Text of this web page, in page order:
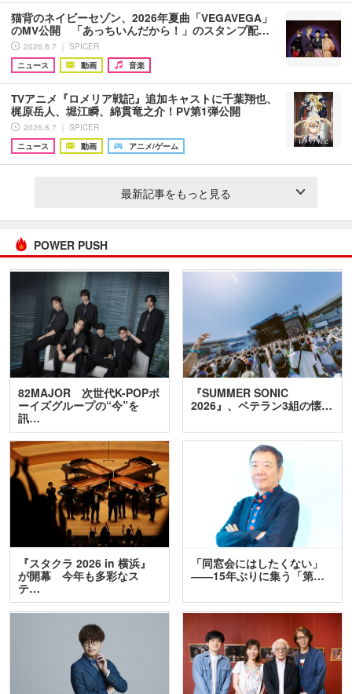
猫背のネイビーセゾン、2026年夏曲「VEGAVEGA」
のMV公開 「あっちいんだから！」のスタンプ配…
2026.8.7 ｜ SPICER
ニュース
動画 音楽
TVアニメ『ロメリア戦記』追加キャストに千葉翔也、
梶原岳人、堀江瞬、綿貫竜之介！PV第1弾公開
2026.8.7 ｜ SPICER
ニュース
動画 アニメ/ゲーム
最新記事をもっと見る
POWER PUSH
82MAJOR 次世代K-POPボ
ーイズグループの“今”を
訊…
『SUMMER SONIC
2026』、ベテラン3組の懐…
『スタクラ 2026 in 横浜』
が開幕 今年も多彩なス
テ…
「同窓会にはしたくない」
――15年ぶりに集う「第…